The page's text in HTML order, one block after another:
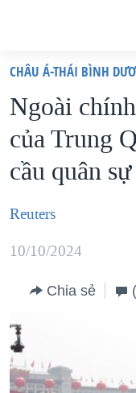
truy
cập
Tới
nội
chính
điều
hướng
Đi
tới
"Tìm"
VIỆT NAM
HOA KỲ
BIỂN ĐÔNG
THẾ GIỚI
DIỄN ĐÀN
MỤC
NGƯỜI VIỆT HẢI
CHUYÊN ĐỀ
TẠI
HỌC TIẾNG ANH
VIDEO
CHÂU Á-THÁI BÌNH
Ngoài
của Trung
cầu quân sự
Reuters
10/10/2024
Chia sẻ